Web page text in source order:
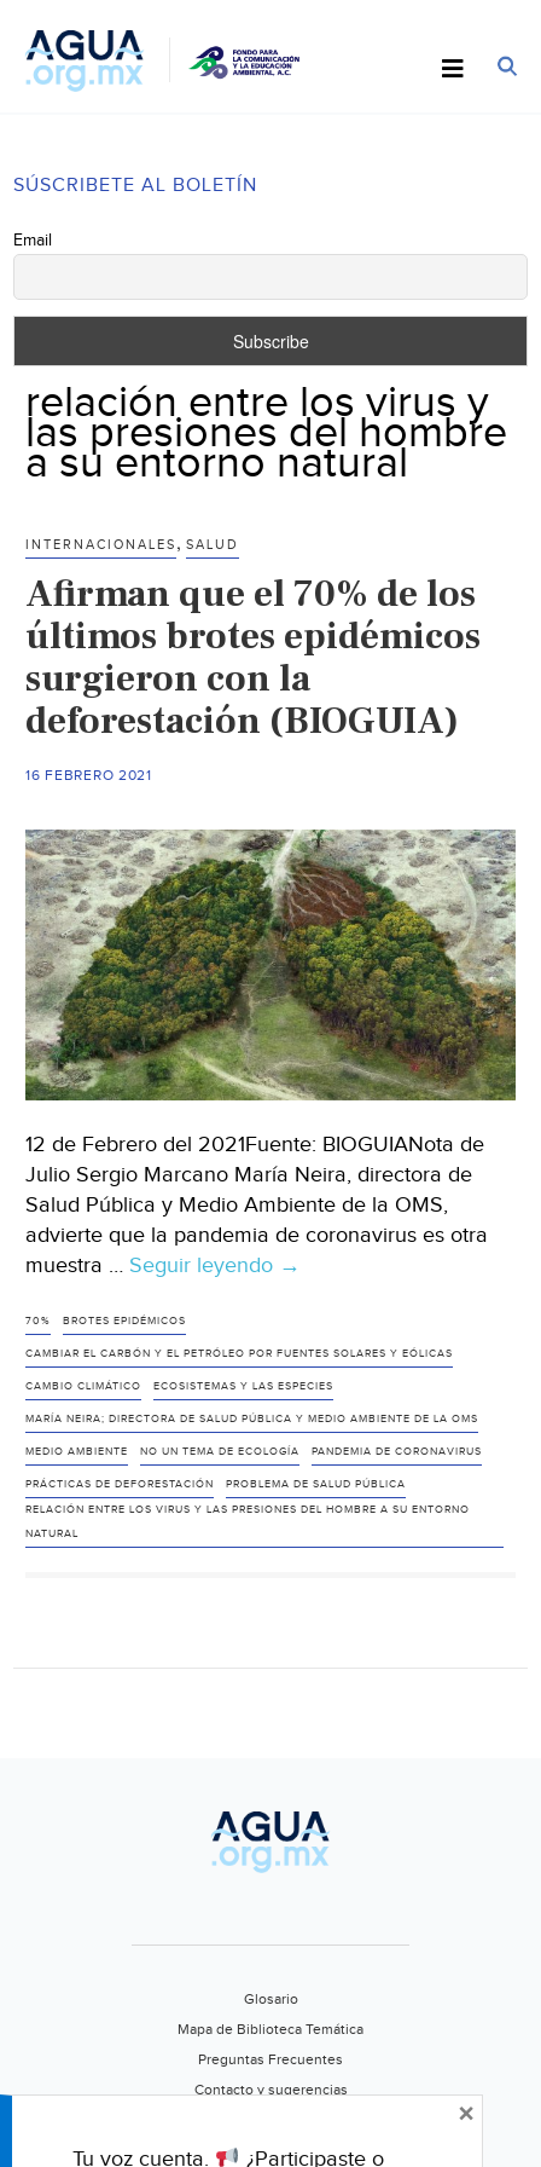
SÚSCRIBETE AL BOLETÍN
Email
relación entre los virus y
las presiones del hombre
a su entorno natural
INTERNACIONALES ,SALUD
Afirman que el 70% de los
últimos brotes epidémicos
surgieron con la
deforestación (BIOGUIA)
16 FEBRERO 2021
12 de Febrero del 2021Fuente: BIOGUIANota de
Julio Sergio Marcano María Neira, directora de
Salud Pública y Medio Ambiente de la OMS,
advierte que la pandemia de coronavirus es otra
muestra … Seguir leyendo Afirman
70%
de
los
últimos
brotes
epidémicos
→
70% BROTES EPIDÉMICOS
CAMBIAR EL CARBÓN Y EL PETRÓLEO POR FUENTES SOLARES Y EÓLICAS
CAMBIO CLIMÁTICO ECOSISTEMAS Y LAS ESPECIES
MARÍA NEIRA; DIRECTORA DE SALUD PÚBLICA Y MEDIO AMBIENTE DE LA OMS
MEDIO AMBIENTE NO UN TEMA DE ECOLOGÍA PANDEMIA DE CORONAVIRUS
PRÁCTICAS DE DEFORESTACIÓN
PROBLEMA DE SALUD PÚBLICA
RELACIÓN ENTRE LOS VIRUS Y LAS PRESIONES DEL HOMBRE A SU ENTORNO
NATURAL
Glosario
Mapa de Biblioteca Temática
Preguntas Frecuentes
Contacto y sugerencias
Califica este portal
Tu voz cuenta. ¿Participaste o
×